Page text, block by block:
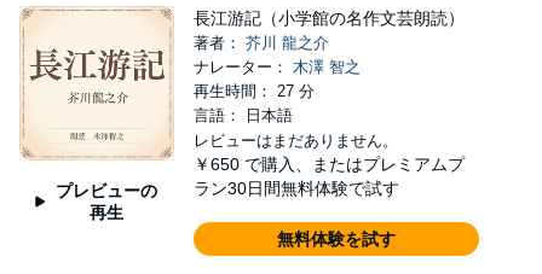
プレビューの
再生
長江游記（小学館の名作文芸朗読）
著者： 芥川 龍之介
ナレーター： 木澤 智之
再生時間： 27 分
言語： 日本語
レビューはまだありません。
￥650 で購入、またはプレミアムプ
ラン30日間無料体験で試す
無料体験を試す